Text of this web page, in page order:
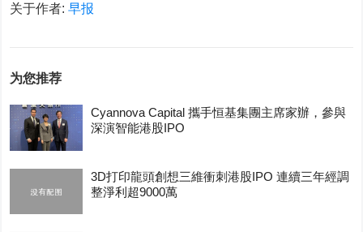
关于作者:早报
为您推荐
Cyannova Capital 攜手恒基集團主席家辦，參與
深演智能港股IPO
3D打印龍頭創想三維衝刺港股IPO 連續三年經調
整淨利超9000萬